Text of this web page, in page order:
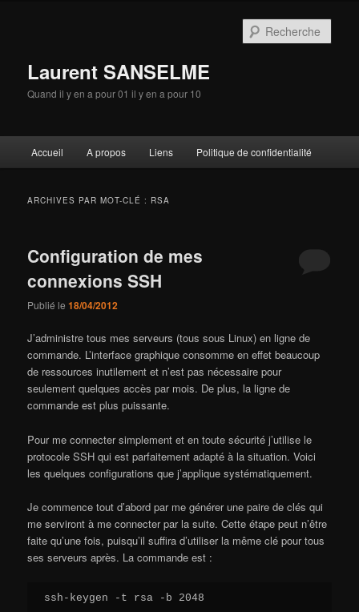
Laurent SANSELME
Quand il y en a pour 01 il y en a pour 10
principal
Accueil A propos Liens Politique de confidentialité
ARCHIVES PAR MOT-CLÉ : RSA
Configuration de mes
connexions SSH
Publié le18/04/2012
J’administre tous mes serveurs (tous sous Linux) en ligne de
commande. L’interface graphique consomme en effet beaucoup
de ressources inutilement et n’est pas nécessaire pour
seulement quelques accès par mois. De plus, la ligne de
commande est plus puissante.
Pour me connecter simplement et en toute sécurité j’utilise le
protocole SSH qui est parfaitement adapté à la situation. Voici
les quelques configurations que j’applique systématiquement.
Je commence tout d’abord par me générer une paire de clés qui
me serviront à me connecter par la suite. Cette étape peut n’être
faite qu’une fois, puisqu’il suffira d’utiliser la même clé pour tous
ses serveurs après. La commande est :
ssh-keygen -t rsa -b 2048